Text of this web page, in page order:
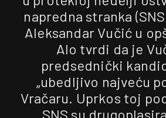
napredna stranka
Aleksandar Vučić u
Alo tvrdi da je
predsednički
„ubedljivo najveću
Vračaru. Uprkos toj
SNS su